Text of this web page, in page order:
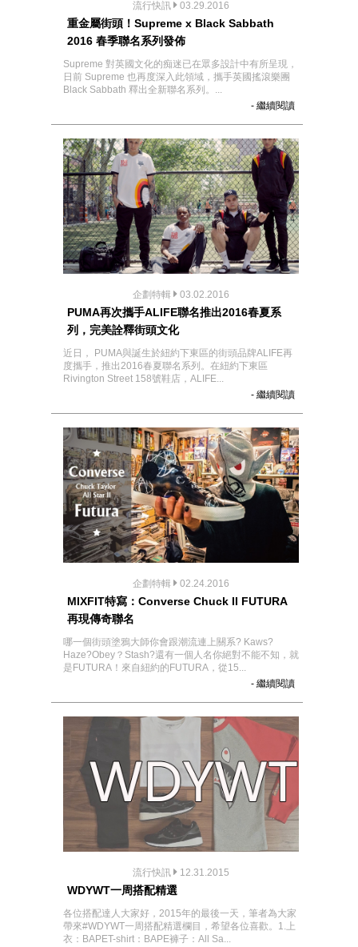
流行快訊 03.29.2016
重金屬街頭！Supreme x Black Sabbath
2016 春季聯名系列發佈
Supreme 對英國文化的痴迷已在眾多設計中有所呈現，
日前 Supreme 也再度深入此領域，攜手英國搖滾樂團
Black Sabbath 釋出全新聯名系列。...
- 繼續閱讀
企劃特輯 03.02.2016
PUMA再次攜手ALIFE聯名推出2016春夏系
列，完美詮釋街頭文化
近日， PUMA與誕生於紐約下東區的街頭品牌ALIFE再
度攜手，推出2016春夏聯名系列。在紐約下東區
Rivington Street 158號鞋店，ALIFE...
- 繼續閱讀
企劃特輯 02.24.2016
MIXFIT特寫：Converse Chuck II FUTURA
再現傳奇聯名
哪一個街頭塗鴉大師你會跟潮流連上關系? Kaws?
Haze?Obey？Stash?還有一個人名你絕對不能不知，就
是FUTURA！來自紐約的FUTURA，從15...
- 繼續閱讀
流行快訊 12.31.2015
WDYWT一周搭配精選
各位搭配達人大家好，2015年的最後一天，筆者為大家
帶來#WDYWT一周搭配精選欄目，希望各位喜歡。1.上
衣：BAPET-shirt：BAPE褲子：All Sa...